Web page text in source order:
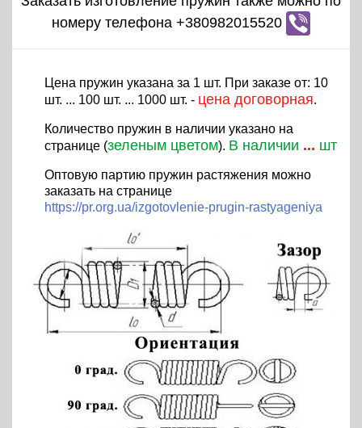
номеру телефона +380982015520
Цена пружин указана за 1 шт. При заказе от: 10
шт. ... 100 шт. ... 1000 шт. - цена договорная.
Количество пружин в наличии указано на
странице (зеленым цветом). В наличии ... шт
Оптовую партию пружин растяжения можно
заказать на странице
https://pr.org.ua/izgotovlenie-prugin-rastyageniya